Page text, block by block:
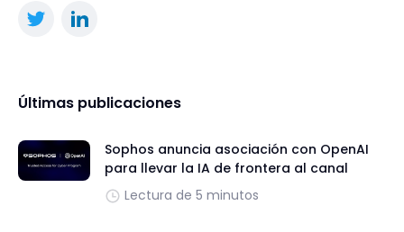
Últimas publicaciones
Sophos anuncia asociación con OpenAI
para llevar la IA de frontera al canal
Lectura de 5 minutos